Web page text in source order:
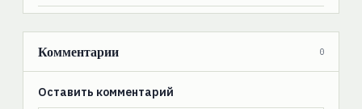
Комментарии 0
Оставить комментарий